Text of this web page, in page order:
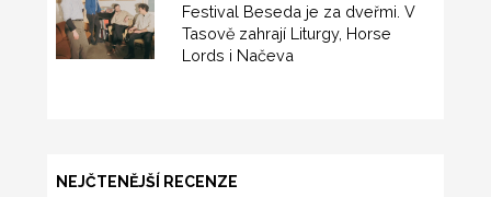
Festival Beseda je za dveřmi. V
Tasově zahrají Liturgy, Horse
Lords i Načeva
NEJČTENĚJŠÍ RECENZE